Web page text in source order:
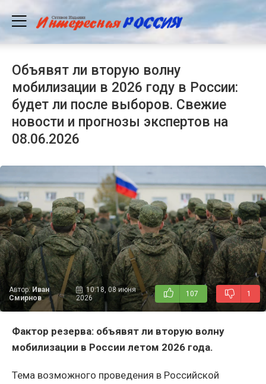
Объявят ли вторую волну
мобилизации в 2026 году в России:
будет ли после выборов. Свежие
новости и прогнозы экспертов на
08.06.2026
Автор: Иван
Смирнов
10:18, 08 июня
2026
107 1
Фактор резерва: объявят ли вторую волну
мобилизации в России летом 2026 года.
Тема возможного проведения в Российской